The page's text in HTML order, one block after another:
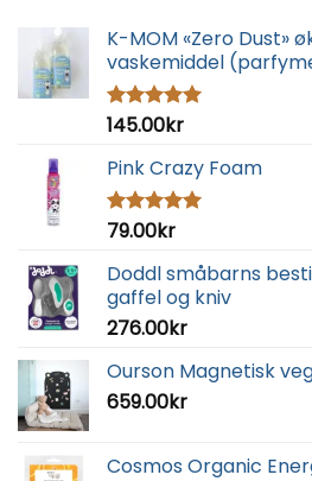
K-MOM «Zero Dust»
vaskemiddel
Vurdert
145.00kr
Pink Crazy Foam
Vurdert
79.00kr
Doddl småbarns
gaffel og kniv
276.00kr
Ourson Magnetisk
659.00kr
Cosmos Organic